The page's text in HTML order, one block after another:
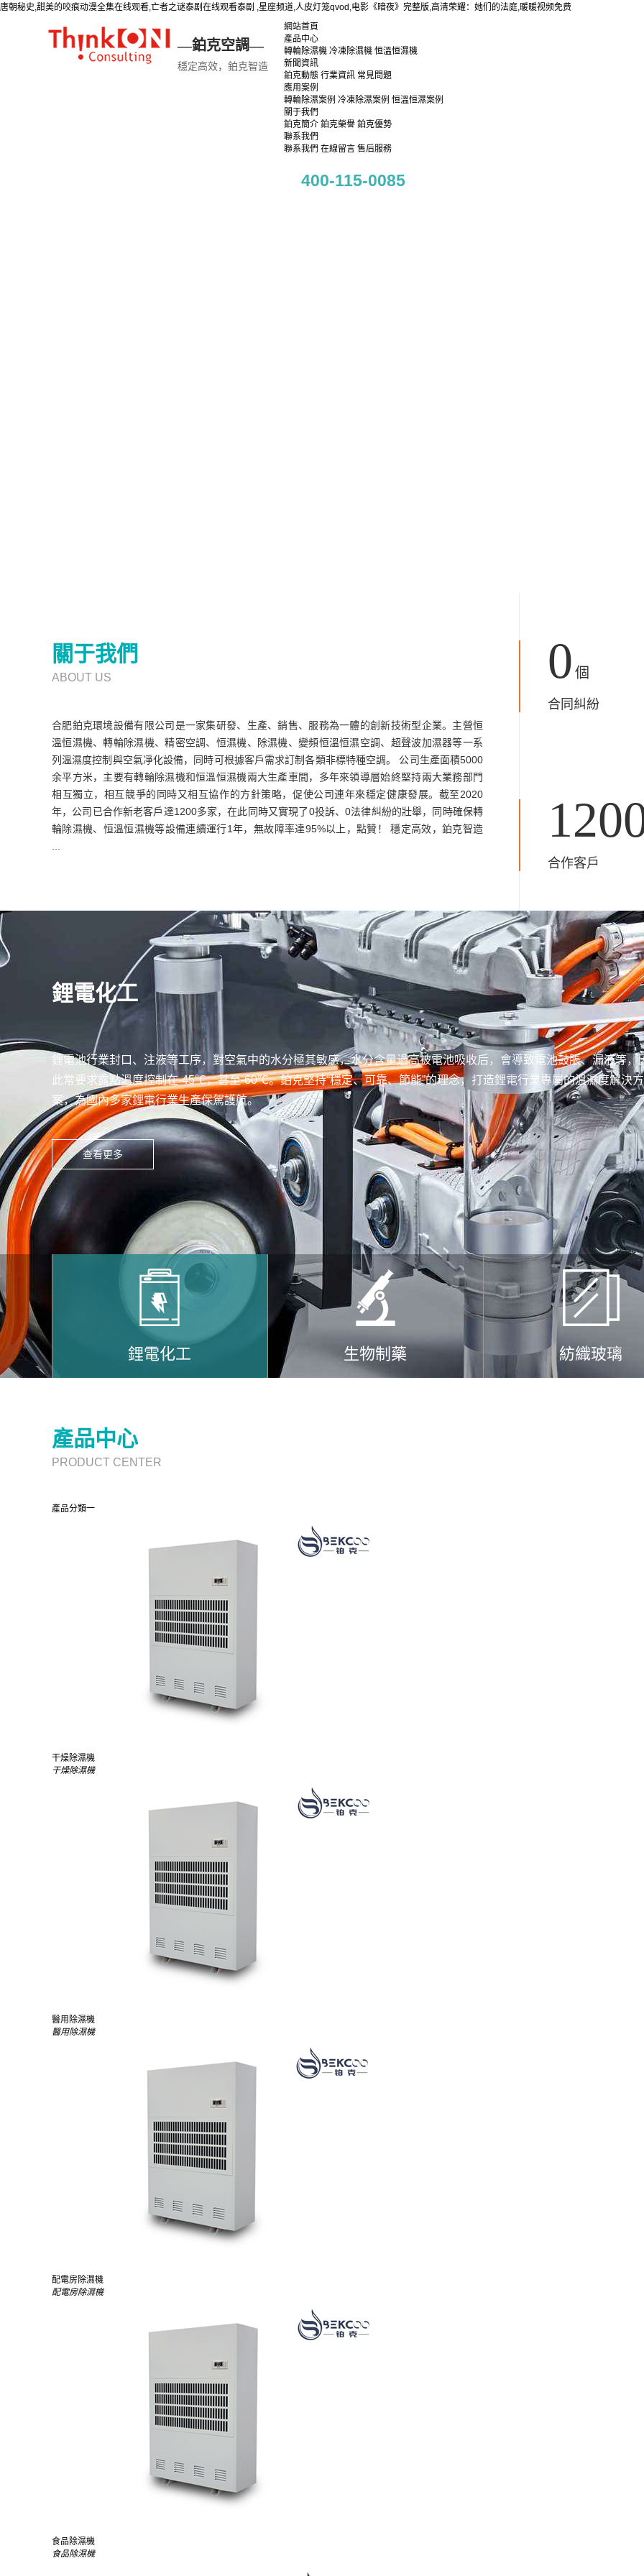
唐朝秘史,甜美的咬痕动漫全集在线观看,亡者之谜泰剧在线观看泰剧 ,星座频道,人皮灯笼qvod,电影《暗夜》完整版,高清荣耀：她们的法庭,暖暖视频免费
—鉑克空調—
穩定高效，鉑克智造
網站首頁
產品中心
轉輪除濕機 冷凍除濕機 恒溫恒濕機
新聞資訊
鉑克動態 行業資訊 常見問題
應用案例
轉輪除濕案例 冷凍除濕案例 恒溫恒濕案例
關于我們
鉑克簡介 鉑克榮譽 鉑克優勢
聯系我們
聯系我們 在線留言 售后服務
400-115-0085
關于我們
ABOUT US
合肥鉑克環境設備有限公司是一家集研發、生產、銷售、服務為一體的創新技術型企業。主營恒
溫恒濕機、轉輪除濕機、精密空調、恒濕機、除濕機、變頻恒溫恒濕空調、超聲波加濕器等一系
列溫濕度控制與空氣凈化設備，同時可根據客戶需求訂制各類非標特種空調。 公司生產面積5000
余平方米，主要有轉輪除濕機和恒溫恒濕機兩大生產車間，多年來領導層始終堅持兩大業務部門
相互獨立，相互競爭的同時又相互協作的方針策略，促使公司連年來穩定健康發展。截至2020
年，公司已合作新老客戶達1200多家，在此同時又實現了0投訴、0法律糾紛的壯舉，同時確保轉
輪除濕機、恒溫恒濕機等設備連續運行1年，無故障率達95%以上，點贊！ 穩定高效，鉑克智造
0 個
合同糾紛
合作客戶
鋰電化工
鋰電池行業封口、注液等工序，對空氣中的水分極其敏感，水分含量過高被電池吸收后，會導致電池鼓脹、漏液等，
此常要求露點溫度控制在-45℃，甚至-60℃。鉑克堅持“穩定、可靠、節能”的理念，打造鋰電行業專屬的溫濕度解決方
案，為國內多家鋰電行業生產保駕護航。
查看更多
鋰電化工 生物制藥 紡織玻璃
產品中心
PRODUCT CENTER
產品分類一
干燥除濕機
干燥除濕機
醫用除濕機
醫用除濕機
配電房除濕機
配電房除濕機
食品除濕機
食品除濕機